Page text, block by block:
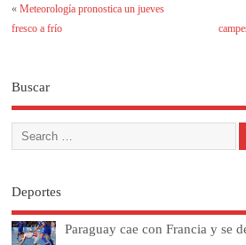
«Meteorología pronostica un jueves
fresco a frío
Buscar
Deportes
Paraguay cae con Francia y se